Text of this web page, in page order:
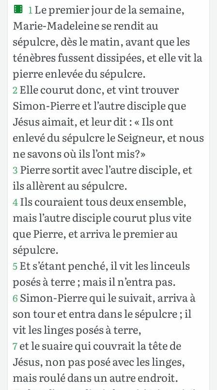
1 Le premier jour de la semaine,
Marie-Madeleine se rendit au
sépulcre, dès le matin, avant que les
ténèbres fussent dissipées, et elle vit la
pierre enlevée du sépulcre.
2Elle courut donc, et vint trouver
Simon-Pierre et l’autre disciple que
Jésus aimait, et leur dit : « Ils ont
enlevé du sépulcre le Seigneur, et nous
ne savons où ils l’ont mis?»
3 Pierre sortit avec l’autre disciple, et
ils allèrent au sépulcre.
4Ils couraient tous deux ensemble,
mais l’autre disciple courut plus vite
que Pierre, et arriva le premier au
sépulcre.
5Et s’étant penché, il vit les linceuls
posés à terre ; mais il n’entra pas.
6 Simon-Pierre qui le suivait, arriva à
son tour et entra dans le sépulcre ; il
vit les linges posés à terre,
7et le suaire qui couvrait la tête de
Jésus, non pas posé avec les linges,
mais roulé dans un autre endroit.